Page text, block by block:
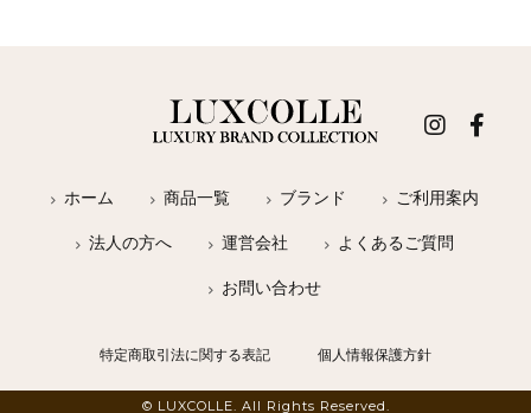
ホーム 商品一覧 ブランド ご利用案内
法人の方へ 運営会社 よくあるご質問
お問い合わせ
特定商取引法に関する表記 個人情報保護方針
© LUXCOLLE. All Rights Reserved.